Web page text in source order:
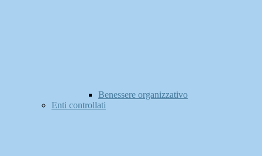
Benessere organizzativo
Enti controllati